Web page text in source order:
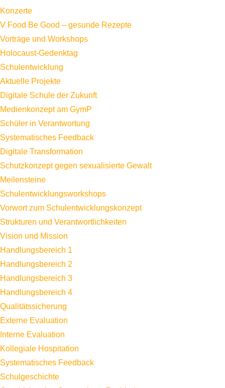
Konzerte
V Food Be Good – gesunde Rezepte
Vorträge und Workshops
Holocaust-Gedenktag
Schulentwicklung
Aktuelle Projekte
Digitale Schule der Zukunft
Medienkonzept am GymP
Schüler in Verantwortung
Systematisches Feedback
Digitale Transformation
Schutzkonzept gegen sexualisierte Gewalt
Meilensteine
Schulentwicklungsworkshops
Vorwort zum Schulentwicklungskonzept
Strukturen und Verantwortlichkeiten
Vision und Mission
Handlungsbereich 1
Handlungsbereich 2
Handlungsbereich 3
Handlungsbereich 4
Qualitätssicherung
Externe Evaluation
Interne Evaluation
Kollegiale Hospitation
Systematisches Feedback
Schulgeschichte